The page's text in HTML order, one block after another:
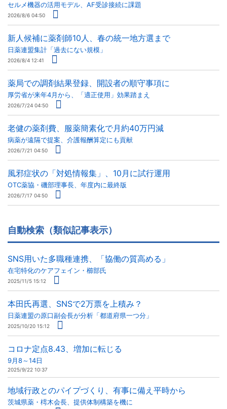
セルメ機器の活用モデル、AF受診接続に課題
2026/8/6 04:50
新人候補に薬剤師10人、春の統一地方選まで
日薬連盟集計「過去にない規模」
2026/8/4 12:41
薬局での調剤結果登録、開設者の順守事項に
厚労省が来年4月から、「適正使用」効果踏まえ
2026/7/24 04:50
老健の薬剤費、服薬簡素化で月約40万円減
病薬が遠隔で提案、介護報酬算定にも貢献
2026/7/21 04:50
風邪症状の「対処情報集」、10月に試行運用
OTC薬協・磯部理事長、年度内に最終版
2026/7/17 04:50
自動検索（類似記事表示）
SNS用いた多職種連携、「協働の質高める」
在宅特化のケアフェイン・櫛部氏
2025/11/5 15:12
本田氏再選、SNSで2万票を上積み？
日薬連盟の原口副会長が分析「都道府県一つ分」
2025/10/20 15:12
コロナ定点8.43、増加に転じる
9月8～14日
2025/9/22 10:37
地域行政とのパイプづくり、有事に備え平時から
茨城県薬・樗木会長、提供体制構築を機に